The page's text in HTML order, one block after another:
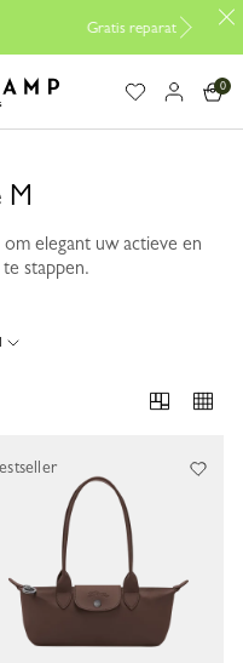
Ontdek onze reparatieservice
0
M
elegant uw actieve en
stappen.